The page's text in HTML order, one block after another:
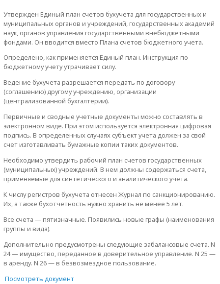
Утвержден Единый план счетов бухучета для государственных и
муниципальных органов и учреждений, государственных академий
наук, органов управления государственными внебюджетными
фондами. Он вводится вместо Плана счетов бюджетного учета.
Определено, как применяется Единый план. Инструкция по
бюджетному учету утрачивает силу.
Ведение бухучета разрешается передать по договору
(соглашению) другому учреждению, организации
(централизованной бухгалтерии).
Первичные и сводные учетные документы можно составлять в
электронном виде. При этом используется электронная цифровая
подпись. В определенных случаях субъект учета должен за свой
счет изготавливать бумажные копии таких документов.
Необходимо утвердить рабочий план счетов государственных
(муниципальных) учреждений. В нем должны содержаться счета,
применяемые для синтетического и аналитического учета.
К числу регистров бухучета отнесен Журнал по санкционированию.
Их, а также бухотчетность нужно хранить не менее 5 лет.
Все счета — пятизначные. Появились новые графы (наименования
группы и вида).
Дополнительно предусмотрены следующие забалансовые счета. N
24 — имущество, переданное в доверительное управление. N 25 —
в аренду. N 26 — в безвозмездное пользование.
Посмотреть документ